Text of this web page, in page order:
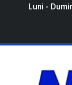
Luni -